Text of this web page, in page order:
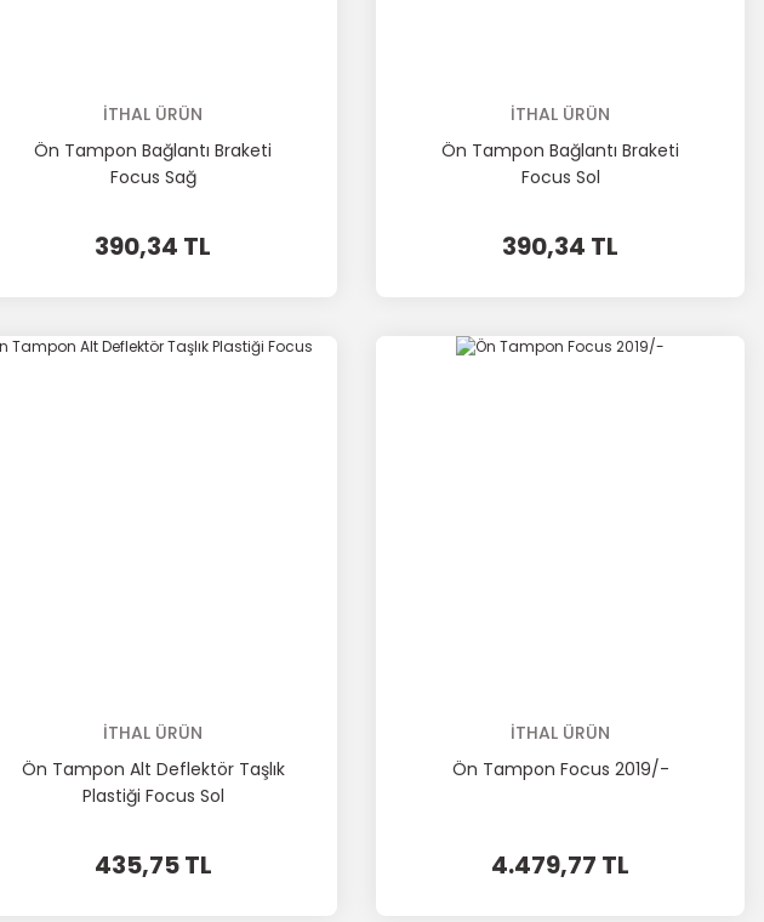
İTHAL ÜRÜN
Ön Tampon Bağlantı Braketi
Focus Sağ
390,34 TL
İTHAL ÜRÜN
Ön Tampon Bağlantı Braketi
Focus Sol
390,34 TL
İTHAL ÜRÜN
Ön Tampon Alt Deflektör Taşlık
Plastiği Focus Sol
435,75 TL
İTHAL ÜRÜN
Ön Tampon Focus 2019/-
4.479,77 TL